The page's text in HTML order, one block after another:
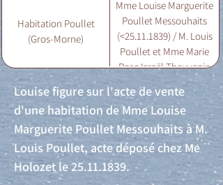
Habitation Poullet
(Gros-Morne)
Mme Louise Marguerite
Poullet Messouhaits
(<25.11.1839) / M. Louis
Poullet et Mme Marie
Rose Israël Theuvenin
(>25.11.1839)
Louise figure sur l'acte de vente
d'une habitation de Mme Louise
Marguerite Poullet Messouhaits à M.
Louis Poullet, acte déposé chez Me
Holozet le25.11.1839.